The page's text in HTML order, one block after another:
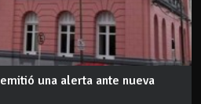
una alerta ante nueva